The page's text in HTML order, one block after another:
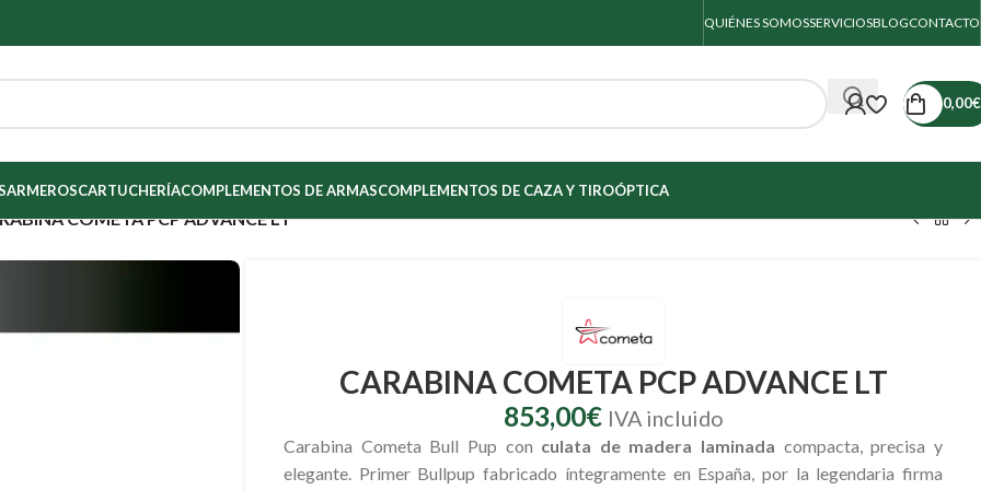
QUIÉNES SOMOSSERVICIOSBLOGCONTACTO
0,00€
ARMEROSCARTUCHERÍACOMPLEMENTOS DE ARMASCOMPLEMENTOS DE CAZA Y TIROÓPTICA
COMETA PCP ADVANCE LT
CARABINA COMETA PCP ADVANCE LT
853,00€ IVA incluido
Carabina Cometa Bull Pup con culata de madera laminada compacta, precisa y
elegante. Primer Bullpup fabricado íntegramente en España, por la legendaria firma